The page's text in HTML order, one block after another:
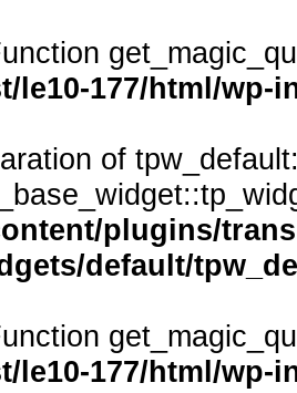
le10-177/html/
of
plugins/
default/
le10-177/html/